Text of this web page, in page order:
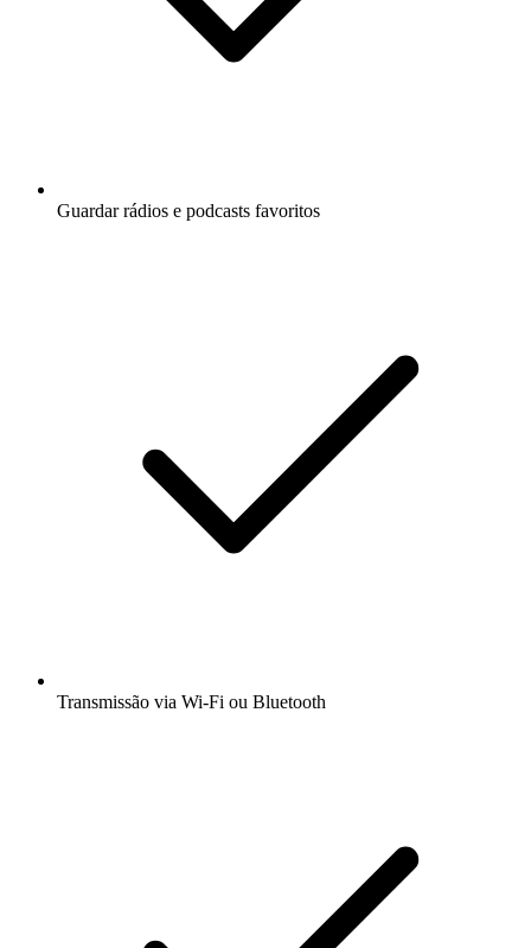
Guardar rádios e podcasts favoritos
Transmissão via Wi-Fi ou Bluetooth